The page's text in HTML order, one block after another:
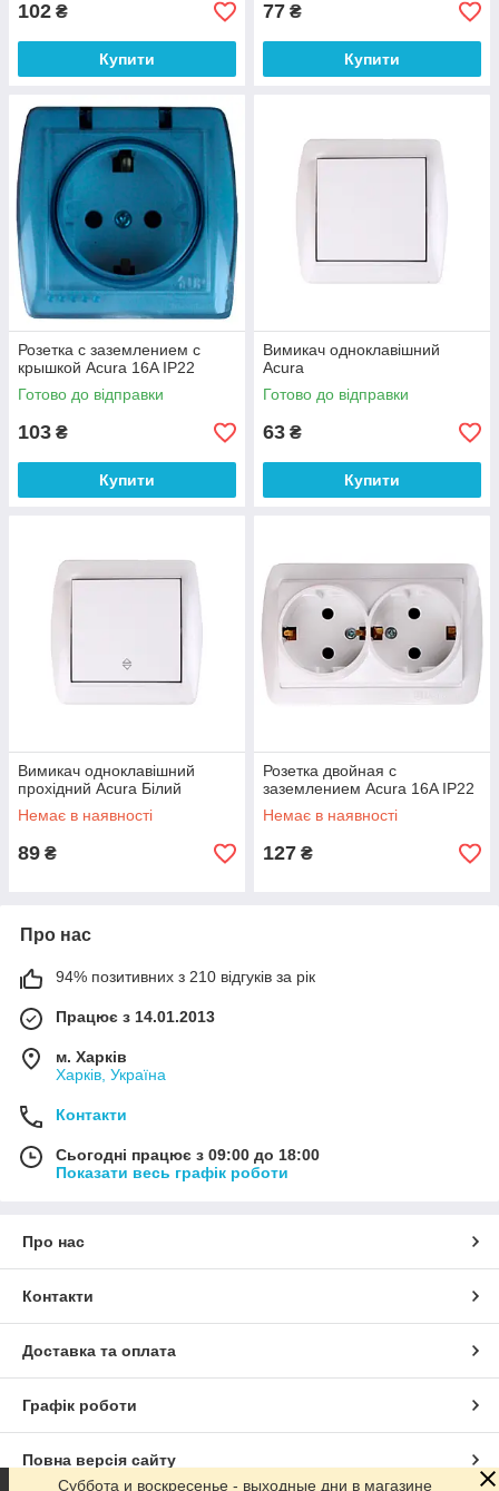
102 ₴
Купити
77 ₴
Купити
Розетка с заземлением с
крышкой Acura 16A IP22
Готово до відправки
103 ₴
Купити
Вимикач одноклавішний
Acura
Готово до відправки
63 ₴
Купити
Вимикач одноклавішний
прохідний Acura Білий
Немає в наявності
89 ₴
Розетка двойная с
заземлением Acura 16A IP22
Немає в наявності
127 ₴
Про нас
94% позитивних з 210 відгуків за рік
Працює з 14.01.2013
м. Харків
Харків, Україна
Контакти
Сьогодні працює з 09:00 до 18:00
Показати весь графік роботи
Про нас
Контакти
Доставка та оплата
Графік роботи
Повна версія сайту
Суббота и воскресенье - выходные дни в магазине